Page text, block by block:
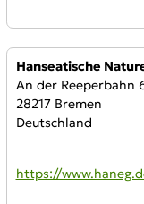
Anbieter:
Hanseatische
An der Reeperbahn
28217 Bremen
Deutschland
WWW:
https://